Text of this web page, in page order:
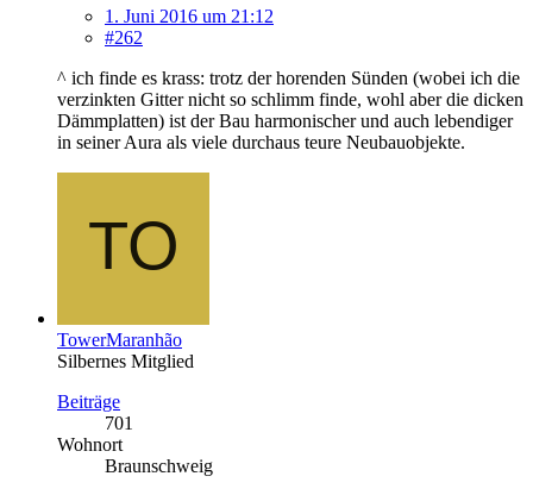
1. Juni 2016 um 21:12
#262
^ ich finde es krass: trotz der horenden Sünden (wobei ich die
verzinkten Gitter nicht so schlimm finde, wohl aber die dicken
Dämmplatten) ist der Bau harmonischer und auch lebendiger
in seiner Aura als viele durchaus teure Neubauobjekte.
TowerMaranhão
Silbernes Mitglied
Beiträge
701
Wohnort
Braunschweig